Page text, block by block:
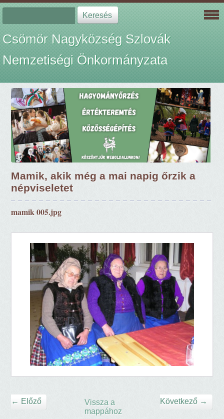
Csömör Nagyközség Szlovák
Nemzetiségi Önkormányzata
Mamik, akik még a mai napig őrzik a
népviseletet
mamik 005.jpg
← Előző Következő →
Vissza a
mappához